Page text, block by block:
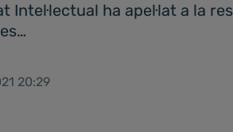
Intel·lectual ha apel·lat a la
20:29